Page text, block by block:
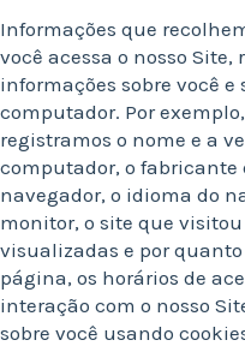
Informações que
você acessa o nosso
informações sobre você
computador. Por
registramos o nome e a
computador, o fabricante
navegador, o idioma do
monitor, o site que
visualizadas e por
página, os horários de
interação com o nosso
sobre você usando